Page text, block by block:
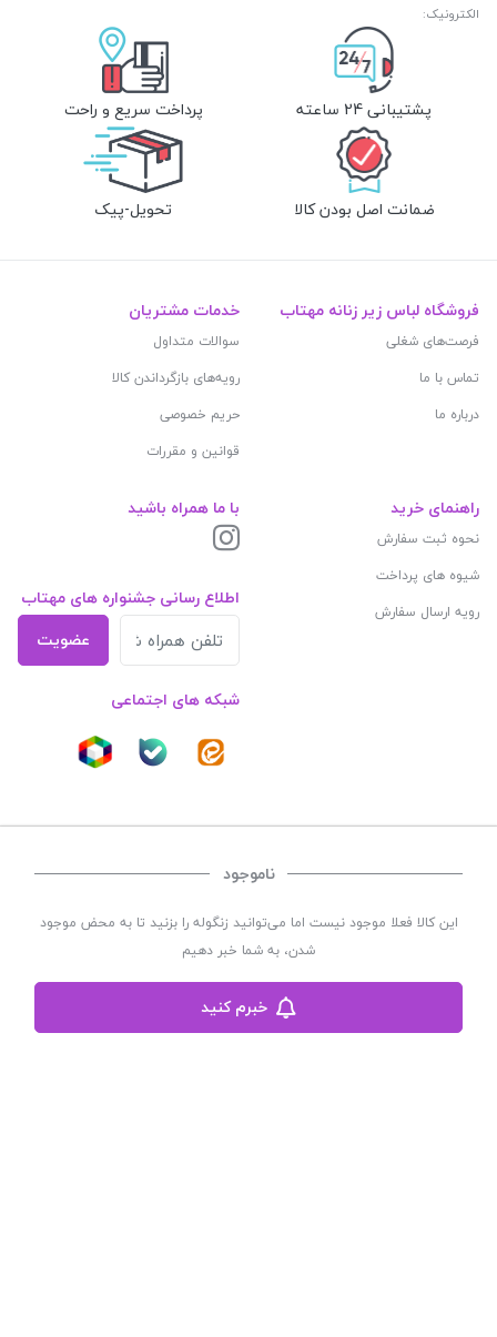
ناموجود
این کالا فعلا موجود نیست اما می‌توانید زنگوله را بزنید تا به محض موجود
شدن، به شما خبر دهیم
خبرم کنید
الکترونیک:
پشتیبانی 24 ساعته پرداخت سریع و راحت
ضمانت اصل بودن کالا تحویل-پیک
فروشگاه لباس زیر زنانه مهتاب
فرصت‌های شغلی
تماس با ما
درباره ما
خدمات مشتریان
سوالات متداول
رویه‌های بازگرداندن کالا
حریم خصوصی
قوانین و مقررات
راهنمای خرید
نحوه ثبت سفارش
شیوه های پرداخت
رویه ارسال سفارش
با ما همراه باشید
اطلاع رسانی جشنواره های مهتاب
عضویت
شبکه های اجتماعی
فروشگاه لباس زیر زنانه مهتاب
فروشگاه لباس زیر زنانه مهتاب با سابقه چندین ساله در زمینه پوشاک زنانه
فعالیت اینترنتی خود را از سال 1402 آغاز نموده است
تلفن : 03536243291 | آدرس :یزد-اکبر آباد-کوچه 56 کاشانی-خیابان آیت الله